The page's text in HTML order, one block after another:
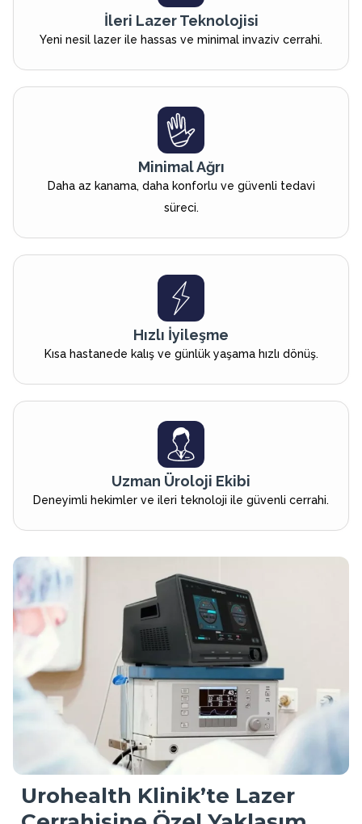
İleri Lazer Teknolojisi
Yeni nesil lazer ile hassas ve minimal invaziv cerrahi.
Minimal Ağrı
Daha az kanama, daha konforlu ve güvenli tedavi
süreci.
Hızlı İyileşme
Kısa hastanede kalış ve günlük yaşama hızlı dönüş.
Uzman Üroloji Ekibi
Deneyimli hekimler ve ileri teknoloji ile güvenli cerrahi.
Urohealth Klinik’te Lazer